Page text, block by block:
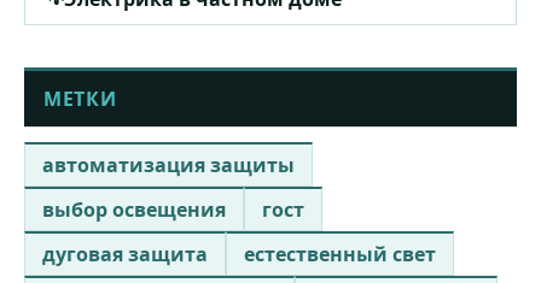
МЕТКИ
автоматизация защиты
выбор освещения
гост
дуговая защита
естественный свет